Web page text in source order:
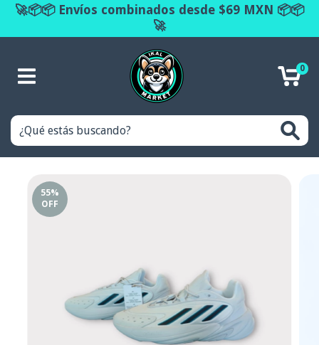
🚀📦📦 Envíos combinados desde $69 MXN 📦📦
🚀
0
55%
OFF